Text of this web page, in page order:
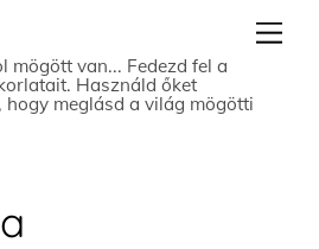
mögött van... Fedezd fel a
Használd őket
hogy meglásd a világ mögötti